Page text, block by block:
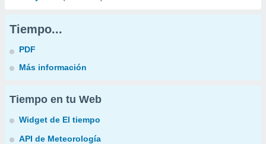
Tiempo...
PDF
Más información
Tiempo en tu Web
Widget de El tiempo
API de Meteorología